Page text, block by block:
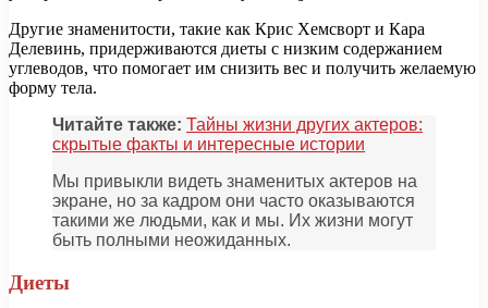
Другие знаменитости, такие как Крис Хемсворт и Кара
Делевинь, придерживаются диеты с низким содержанием
углеводов, что помогает им снизить вес и получить желаемую
форму тела.
Читайте также: Тайны жизни других актеров:
скрытые факты и интересные истории
Мы привыкли видеть знаменитых актеров на
экране, но за кадром они часто оказываются
такими же людьми, как и мы. Их жизни могут
быть полными неожиданных.
Диеты